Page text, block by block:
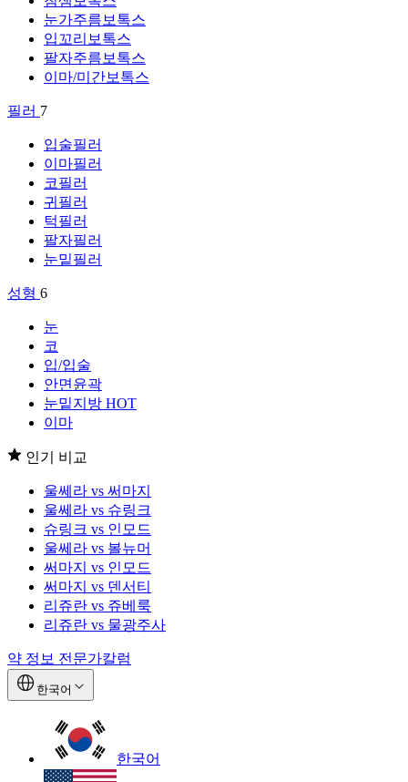
눈가주름보톡스
입꼬리보톡스
팔자주름보톡스
이마/미간보톡스
필러 7
입술필러
이마필러
코필러
귀필러
턱필러
팔자필러
눈밑필러
성형 6
눈
코
입/입술
안면윤곽
눈밑지방 HOT
이마
인기 비교
울쎄라 vs 써마지
울쎄라 vs 슈링크
슈링크 vs 인모드
울쎄라 vs 볼뉴머
써마지 vs 인모드
써마지 vs 덴서티
리쥬란 vs 쥬베룩
리쥬란 vs 물광주사
약 정보 전문가칼럼
한국어
한국어